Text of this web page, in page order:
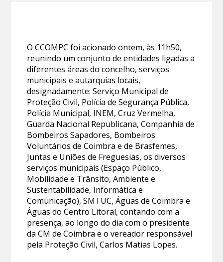
O CCOMPC foi acionado ontem, às 11h50,
reunindo um conjunto de entidades ligadas a
diferentes áreas do concelho, serviços
municipais e autarquias locais,
designadamente: Serviço Municipal de
Proteção Civil, Polícia de Segurança Pública,
Polícia Municipal, INEM, Cruz Vermelha,
Guarda Nacional Republicana, Companhia de
Bombeiros Sapadores, Bombeiros
Voluntários de Coimbra e de Brasfemes,
Juntas e Uniões de Freguesias, os diversos
serviços municipais (Espaço Público,
Mobilidade e Trânsito, Ambiente e
Sustentabilidade, Informática e
Comunicação), SMTUC, Águas de Coimbra e
Águas do Centro Litoral, contando com a
presença, ao longo do dia com o presidente
da CM de Coimbra e o vereador responsável
pela Proteção Civil, Carlos Matias Lopes.